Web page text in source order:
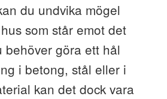
du undvika mögel
som står emot det
behöver göra ett hål
i betong, stål eller i
kan det dock vara